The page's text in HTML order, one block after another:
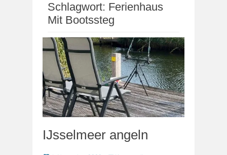
Schlagwort: Ferienhaus
Mit Bootssteg
IJsselmeer angeln